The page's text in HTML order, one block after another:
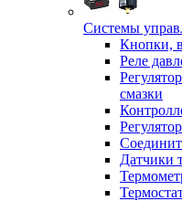
Системы
Кнопки,
Реле
смазки
Датчики